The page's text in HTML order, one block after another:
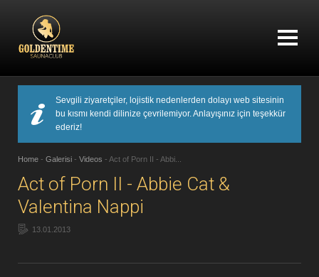
Sevgili ziyaretçiler, lojistik nedenlerden dolayı web sitesinin
bu kısmı kendi dilinize çevrilemiyor. Anlayışınız için teşekkür
ederiz!
Home - Galerisi - Videos - Act of Porn II - Abbi...
Act of Porn II - Abbie Cat &
Valentina Nappi
13.01.2013